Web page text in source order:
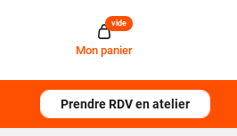
Mon panier
vide
Prendre RDV en atelier